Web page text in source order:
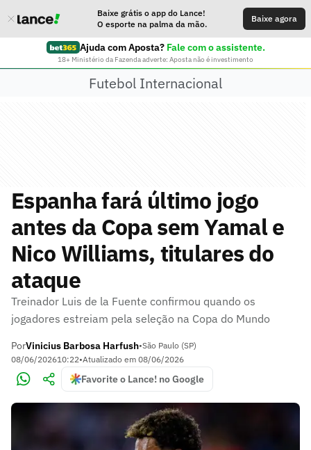
Baixe grátis o app do Lance!
O esporte na palma da mão.
Baixe agora
Ajuda com Aposta? Fale com o assistente.
18+ Ministério da Fazenda adverte: Aposta não é investimento
Futebol Internacional
Espanha fará último jogo
antes da Copa sem Yamal e
Nico Williams, titulares do
ataque
Treinador Luis de la Fuente confirmou quando os
jogadores estreiam pela seleção na Copa do Mundo
PorVinicius Barbosa Harfush•São Paulo (SP)
08/06/202610:22•Atualizado em 08/06/2026
Favorite o Lance! no Google